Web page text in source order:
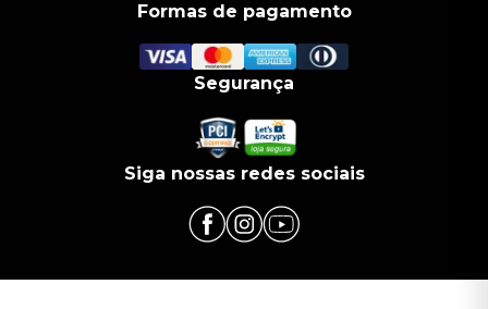
Formas de pagamento
Segurança
Siga nossas redes sociais